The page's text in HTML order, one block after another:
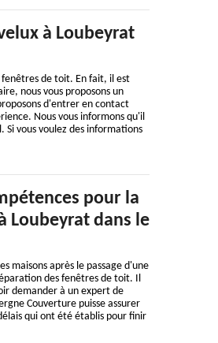
à Loubeyrat
de toit. En fait, il est
nous vous proposons un
d'entrer en contact
Nous vous informons qu'il
vous voulez des informations
pour la
Loubeyrat dans le
maisons après le passage d'une
des fenêtres de toit. Il
demander à un expert de
Couverture puisse assurer
qui ont été établis pour finir